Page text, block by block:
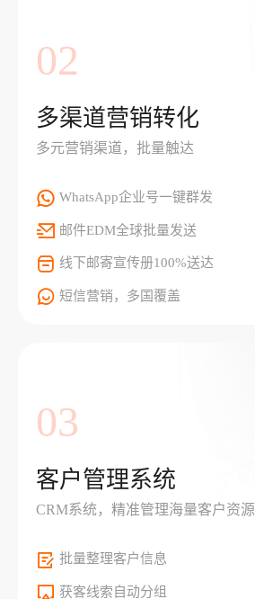
02
多渠道营销转化
多元营销渠道，批量触达
WhatsApp企业号一键群发
邮件EDM全球批量发送
线下邮寄宣传册100%送达
短信营销，多国覆盖
03
客户管理系统
CRM系统，精准管理海量客户资源
批量整理客户信息
获客线索自动分组